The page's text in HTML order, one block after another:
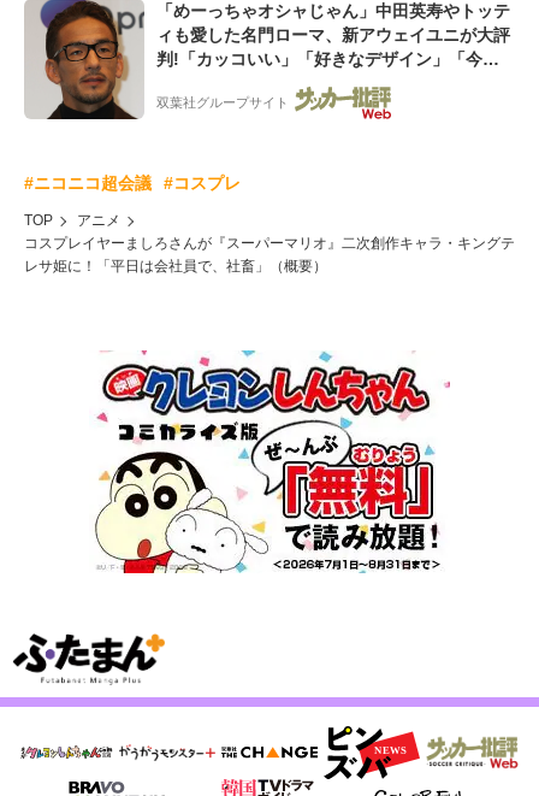
「めーっちゃオシャじゃん」中田英寿やトッテ
ィも愛した名門ローマ、新アウェイユニが大評
判!「カッコいい」「好きなデザイン」「今年
双葉社グループサイト
#ニコニコ超会議 #コスプレ
TOP
アニメ
コスプレイヤーましろさんが『スーパーマリオ』二次創作キャラ・キングテ
レサ姫に！「平日は会社員で、社畜」（概要）